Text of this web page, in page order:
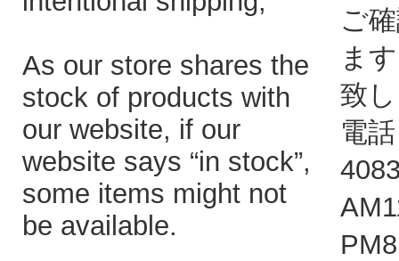
As our store shares the
stock of products with
our website, if our
website says “in stock”,
some items might not
be available.
ご
ま
致
電